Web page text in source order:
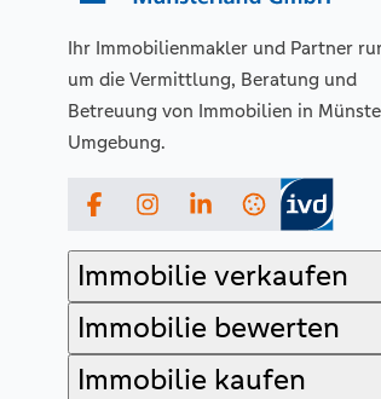
Ihr Immobilienmakler und Partner
um die Vermittlung, Beratung und
Betreuung von Immobilien in
Umgebung.
FacebookInstagramLinkedIn
Immobilie verkaufen
Immobilie bewerten
Immobilie kaufen